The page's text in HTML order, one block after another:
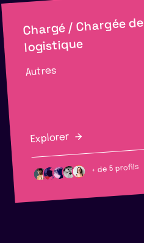
Chargé / Chargée de
logistique
Autres
Explorer
+ de 5 profils